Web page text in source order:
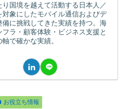
り国境を越えて活動する日本人／
対象にしたモバイル通信およびデ
備に挑戦してきた実績を持つ。海
フラ・顧客体験・ビジネス支援と
で確かな実績。
お役立ち情報